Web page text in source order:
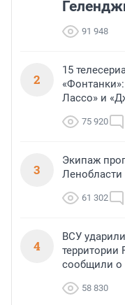
91 948
2
15
Лассо» и
75 920
3
Экипаж
61 302
4
ВСУ
территории
сообщили о
58 830